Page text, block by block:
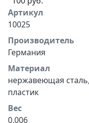
Артикул
10025
Производитель
Германия
Материал
нержавеющая сталь,
пластик
Вес
0.006